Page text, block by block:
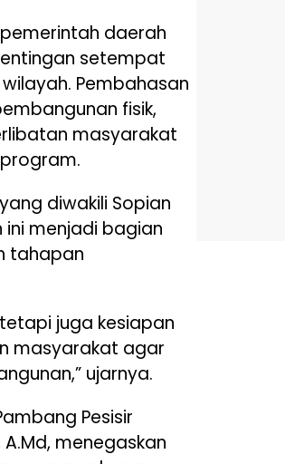
daerah
setempat
Pembahasan
fisik,
masyarakat
diwakili Sopian
menjadi bagian
tahapan
juga kesiapan
masyarakat agar
ujarnya.
Pesisir
A.Md, menegaskan